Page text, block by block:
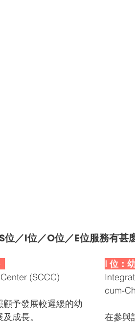
位／I位／O位／E位服務有甚
(SCCC)
予發展較遲緩的幼
成長。
I 位：
cum-
在參與